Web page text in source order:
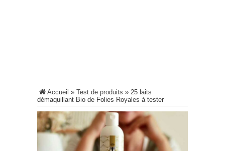
Accueil » Test de produits » 25 laits
démaquillant Bio de Folies Royales à tester